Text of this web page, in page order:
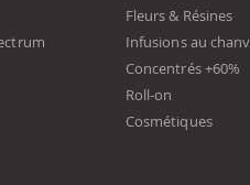
Fleurs & Résines
Infusions au
Concentrés +60%
Roll-on
Cosmétiques